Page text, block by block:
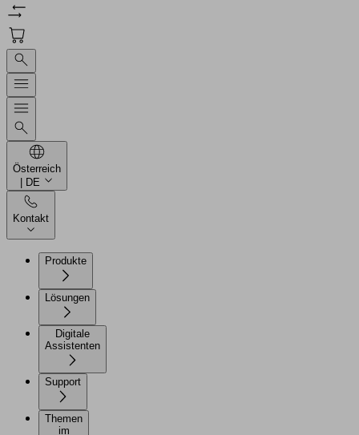
Österreich
| DE
Kontakt
Produkte
Lösungen
Digitale
Assistenten
Support
Themen
im